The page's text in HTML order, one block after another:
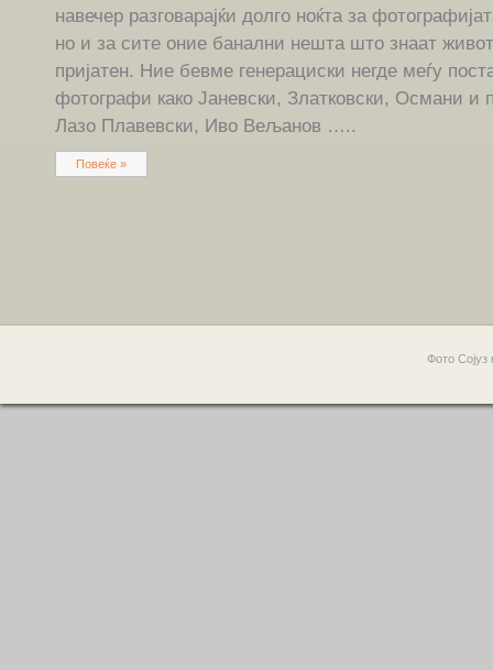
навечер разговарајќи долго ноќта за
но и за сите оние банални нешта што знаат
пријатен. Ние бевме генерациски негде меѓу
фотографи како Јаневски, Златковски, Османи и
Лазо Плавевски, Иво Вељанов …..
Повеќе »
Фото Сојуз